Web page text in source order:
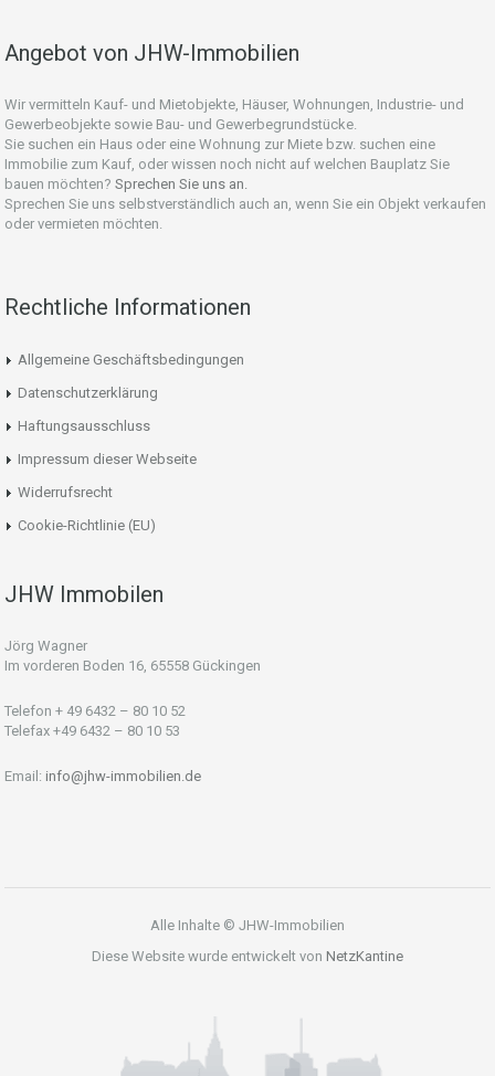
Angebot von JHW-Immobilien
Wir vermitteln Kauf- und Mietobjekte, Häuser, Wohnungen, Industrie- und
Gewerbeobjekte sowie Bau- und Gewerbegrundstücke.
Sie suchen ein Haus oder eine Wohnung zur Miete bzw. suchen eine
Immobilie zum Kauf, oder wissen noch nicht auf welchen Bauplatz Sie
bauen möchten? Sprechen Sie uns an.
Sprechen Sie uns selbstverständlich auch an, wenn Sie ein Objekt verkaufen
oder vermieten möchten.
Rechtliche Informationen
Allgemeine Geschäftsbedingungen
Datenschutzerklärung
Haftungsausschluss
Impressum dieser Webseite
Widerrufsrecht
Cookie-Richtlinie (EU)
JHW Immobilen
Jörg Wagner
Im vorderen Boden 16, 65558 Gückingen
Telefon + 49 6432 – 80 10 52
Telefax +49 6432 – 80 10 53
Email: info@jhw-immobilien.de
Alle Inhalte © JHW-Immobilien
Diese Website wurde entwickelt von NetzKantine